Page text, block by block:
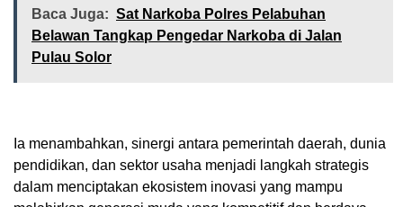
Baca Juga: Sat Narkoba Polres Pelabuhan
Belawan Tangkap Pengedar Narkoba di Jalan
Pulau Solor
Ia menambahkan, sinergi antara pemerintah daerah, dunia
pendidikan, dan sektor usaha menjadi langkah strategis
dalam menciptakan ekosistem inovasi yang mampu